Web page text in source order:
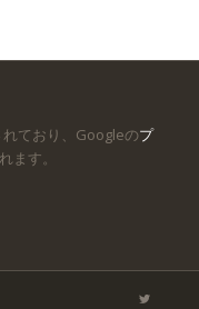
れており、Googleのプ
ます。